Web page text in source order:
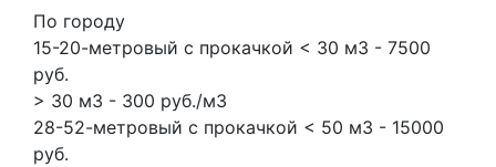
По городу
15-20-метровый с прокачкой < 30 м3 - 7500
руб.
> 30 м3 - 300 руб./м3
28-52-метровый с прокачкой < 50 м3 - 15000
руб.